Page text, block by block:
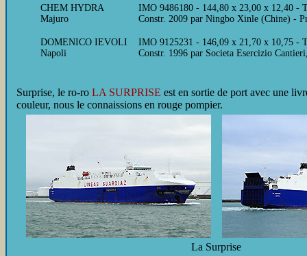
CHEM HYDRA
Majuro
IMO 9486180 - 144,80 x 23,00 x 12,40 -
Constr. 2009 par Ningbo Xinle (Chine) -
DOMENICO IEVOLI
Napoli
IMO 9125231 - 146,09 x 21,70 x 10,75 -
Constr. 1996 par Societa Esercizio
Surprise, le ro-ro LA SURPRISE est en sortie de port avec une
couleur, nous le connaissions en rouge pompier.
La Surprise